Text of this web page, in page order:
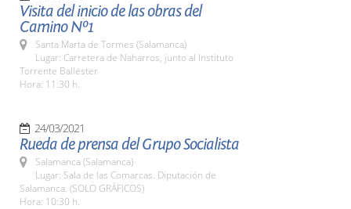
Visita del inicio de las obras del
Camino Nº1
Santa Marta de Tormes (Salamanca)
Lugar: Carretera de Naharros, junto al Instituto
Torrente Ballester
Hora: 11:30 h.
24/03/2021
Rueda de prensa del Grupo Socialista
Salamanca (Salamanca)
Lugar: Sala de las Comarcas. Diputación de
Salamanca. (SOLO GRÁFICOS)
Hora: 10:30 h.